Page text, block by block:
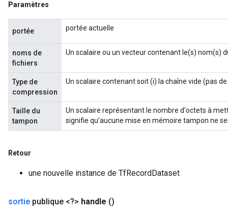
Paramètres
portée portée actuelle
noms de
fichiers
Un scalaire ou un vecteur contenant le(s) nom(s)
Type de
compression
Un scalaire contenant soit (i) la chaîne vide (pas
Taille du
tampon
Un scalaire représentant le nombre d'octets à
signifie qu’aucune mise en mémoire tampon ne
Retour
une nouvelle instance de TfRecordDataset
sortie publique <?> handle ()